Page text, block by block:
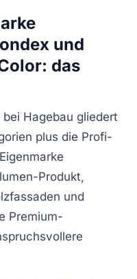
und
das
Hagebau gliedert
plus die Profi-
Produkt,
und
Premium-